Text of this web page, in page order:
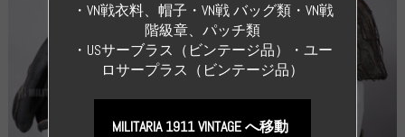
・VN戦衣料、帽子・VN戦 バッグ類・VN戦
階級章、パッチ類
・USサーブラス（ビンテージ品）・ユー
ロサープラス（ビンテージ品）
MILITARIA 1911 VINTAGE へ移動